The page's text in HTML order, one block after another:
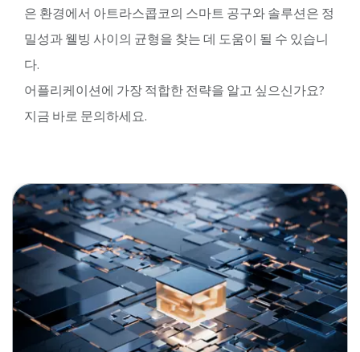
은 환경에서 아트라스콥코의 스마트 공구와 솔루션은 정
밀성과 웰빙 사이의 균형을 찾는 데 도움이 될 수 있습니
다.
어플리케이션에 가장 적합한 전략을 알고 싶으신가요?
지금 바로 문의하세요.